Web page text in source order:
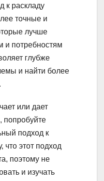
к раскладу
точные и
лучше
и потребностям
глубже
и найти более
или дает
попробуйте
подход к
что этот подход
поэтому не
и изучать